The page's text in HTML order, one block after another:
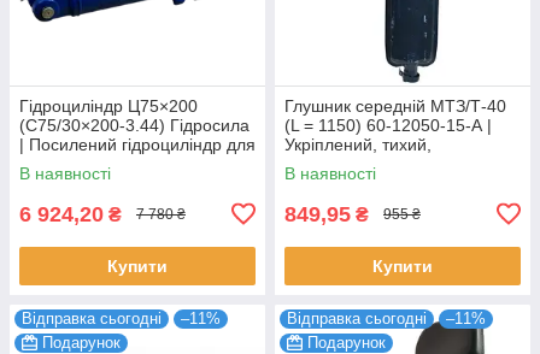
Гідроциліндр Ц75×200
(С75/30×200-3.44) Гідросила
| Посилений гідроциліндр для
МТЗ, ЮМЗ, Т-40
В наявності
6 924,20 ₴ 7 780 ₴
Купити
Глушник середній МТЗ/Т-40
(L = 1150) 60-12050-15-А |
Укріплений, тихий,
довговічний
В наявності
849,95 ₴ 955 ₴
Купити
Відправка сьогодні
–11%
Подарунок
Відправка сьогодні
–11%
Подарунок